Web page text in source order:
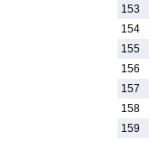
153
154
155
156
157
158
159